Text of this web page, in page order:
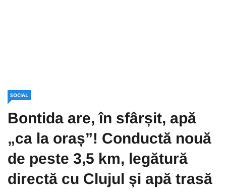
SOCIAL
Bontida are, în sfârșit, apă
„ca la oraș”! Conductă nouă
de peste 3,5 km, legătură
directă cu Clujul și apă trasă